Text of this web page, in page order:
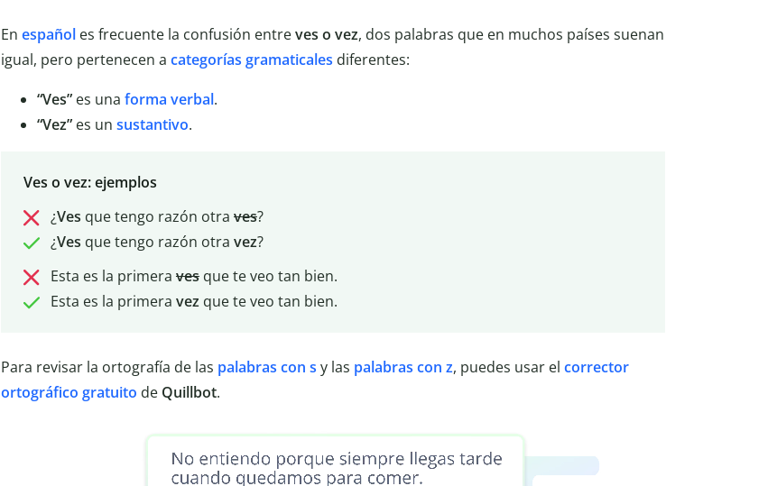
En español es frecuente la confusión entreves o vez, dos palabras que en muchos países suenan
igual, pero pertenecen a categorías gramaticales diferentes:
“Ves” es una forma verbal.
“Vez” es un sustantivo.
Ves o vez: ejemplos
¿Ves que tengo razón otra ves?
¿Ves que tengo razón otra vez?
Esta es la primera vesque te veo tan bien.
Esta es la primera vezque te veo tan bien.
Para revisar la ortografía de las palabras con s y las palabras con z, puedes usar el corrector
ortográfico gratuito de Quillbot.